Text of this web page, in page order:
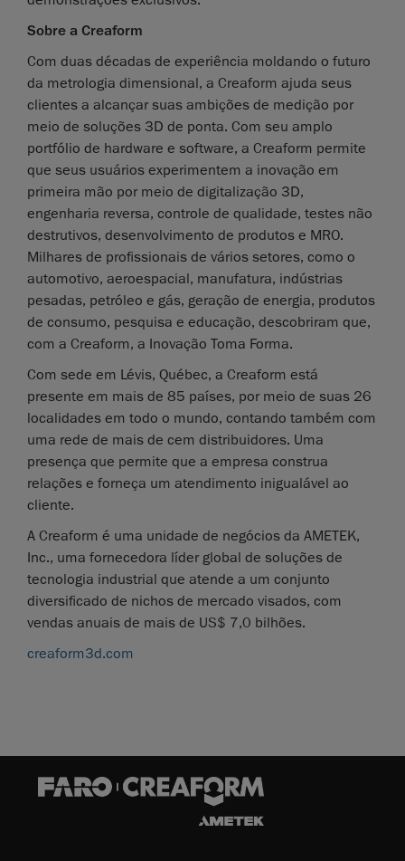
Sobre a Creaform
Com duas décadas de experiência moldando o futuro
da metrologia dimensional, a Creaform ajuda seus
clientes a alcançar suas ambições de medição por
meio de soluções 3D de ponta. Com seu amplo
portfólio de hardware e software, a Creaform permite
que seus usuários experimentem a inovação em
primeira mão por meio de digitalização 3D,
engenharia reversa, controle de qualidade, testes não
destrutivos, desenvolvimento de produtos e MRO.
Milhares de profissionais de vários setores, como o
automotivo, aeroespacial, manufatura, indústrias
pesadas, petróleo e gás, geração de energia, produtos
de consumo, pesquisa e educação, descobriram que,
com a Creaform, a Inovação Toma Forma.
Com sede em Lévis, Québec, a Creaform está
presente em mais de 85 países, por meio de suas 26
localidades em todo o mundo, contando também com
uma rede de mais de cem distribuidores. Uma
presença que permite que a empresa construa
relações e forneça um atendimento inigualável ao
cliente.
A Creaform é uma unidade de negócios da AMETEK,
Inc., uma fornecedora líder global de soluções de
tecnologia industrial que atende a um conjunto
diversificado de nichos de mercado visados, com
vendas anuais de mais de US$ 7,0 bilhões.
creaform3d.com